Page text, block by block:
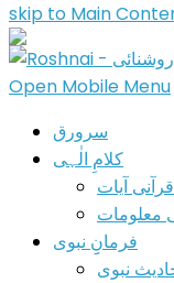
skip to Main
Open Mobile Menu
سرورق
کلامِ الٰہی
قرآنی آیات
معلومات
فرمانِِ نبوی
نبوی